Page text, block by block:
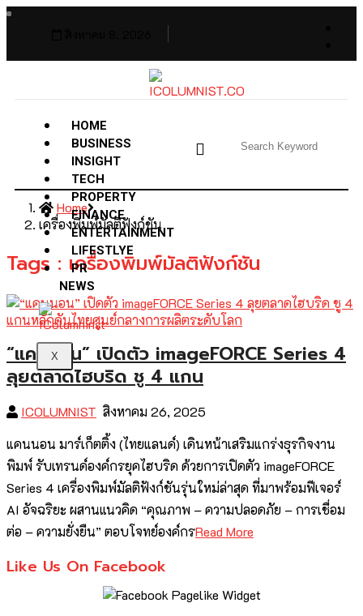
HOME
BUSINESS
INSIGHT
TECH
PROPERTY
FINANCE
ENTERTAINMENT
LIFESTLYE
PR
NEWS
X
Home
เครื่องพิมพ์มัลติฟังก์ชัน
Tags : เครื่องพิมพ์มัลติฟังก์ชัน
“แคนนอน” เปิดตัว imageFORCE Series 4
ลุยตลาดไฮบริด ชู 4 แกน
ICOLUMNIST สิงหาคม 26, 2025
แคนนอน มาร์เก็ตติ้ง (ไทยแลนด์) เดินหน้าเสริมแกร่งธุรกิจงาน
พิมพ์ รับเทรนด์องค์กรยุคไฮบริด ด้วยการเปิดตัว imageFORCE
Series 4 เครื่องพิมพ์มัลติฟังก์ชันรุ่นใหม่ล่าสุด ที่มาพร้อมฟีเจอร์
AI อัจฉริยะ ผสานแนวคิด “คุณภาพ – ความปลอดภัย – การเชื่อม
ต่อ – ความยั่งยืน” ตอบโจทย์องค์กรRead More
Like Us On Facebook